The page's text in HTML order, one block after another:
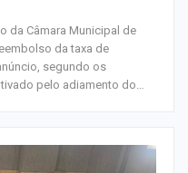
da Câmara Municipal de
da taxa de
segundo os
pelo adiamento do…